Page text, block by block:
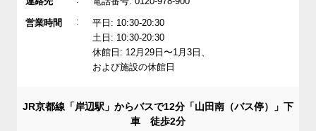
営業時間 :
平日: 10:30-20:30
土日: 10:30-20:30
休館日: 12月29日〜1月3日、
および施設の休館日
JR京都線「岸辺駅」からバスで12分「山田南（バス停）」下
車 徒歩2分